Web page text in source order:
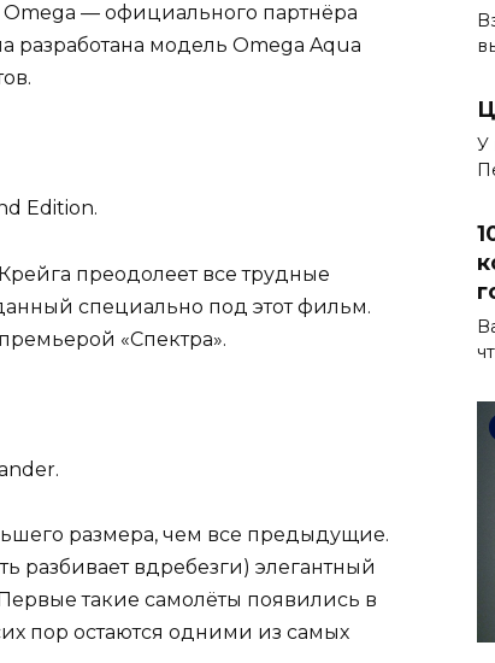
— официального партнёра
разработана модель Omega Aqua
Edition.
преодолеет все трудные
специально под этот фильм.
«Спектра».
размера, чем все предыдущие.
разбивает вдребезги) элегантный
такие самолёты появились в
пор остаются одними из самых
У